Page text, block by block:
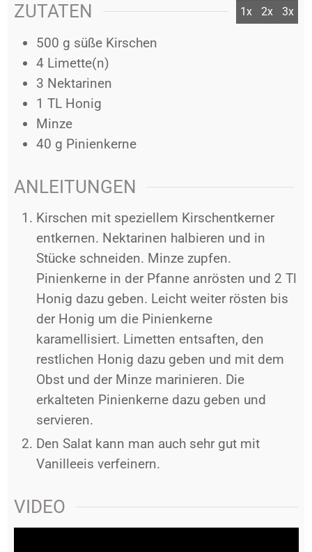
ZUTATEN 1x 2x 3x
500 g süße Kirschen
4 Limette(n)
3 Nektarinen
1 TL Honig
Minze
40 g Pinienkerne
ANLEITUNGEN
Kirschen mit speziellem Kirschentkerner
entkernen. Nektarinen halbieren und in
Stücke schneiden. Minze zupfen.
Pinienkerne in der Pfanne anrösten und 2 Tl
Honig dazu geben. Leicht weiter rösten bis
der Honig um die Pinienkerne
karamellisiert. Limetten entsaften, den
restlichen Honig dazu geben und mit dem
Obst und der Minze marinieren. Die
erkalteten Pinienkerne dazu geben und
servieren.
Den Salat kann man auch sehr gut mit
Vanilleeis verfeinern.
VIDEO